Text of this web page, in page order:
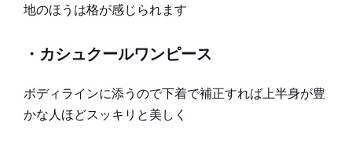
地のほうは格が感じられます
・カシュクールワンピース
ボディラインに添うので下着で補正すれば上半身が豊
かな人ほどスッキリと美しく